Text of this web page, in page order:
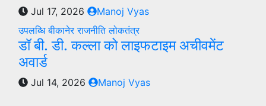
Jul 17, 2026
Manoj Vyas
उपलब्धिबीकानेरराजनीतिलोकतंत्र
डॉ बी. डी. कल्ला को लाइफटाइम अचीवमेंट
अवार्ड
Jul 14, 2026 Manoj Vyas